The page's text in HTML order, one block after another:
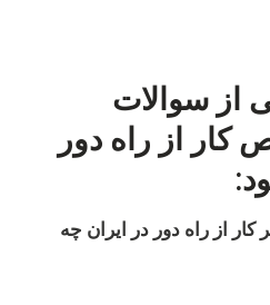
از سوالات
از راه دور
کار از راه دور در ایران چه